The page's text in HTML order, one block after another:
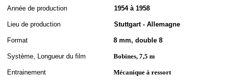
Année de production 1954 à 1958
Lieu de production Stuttgart - Allemagne
Format 8 mm, double 8
Système, Longueur du film Bobines, 7,5 m
Entrainement Mécanique à ressort